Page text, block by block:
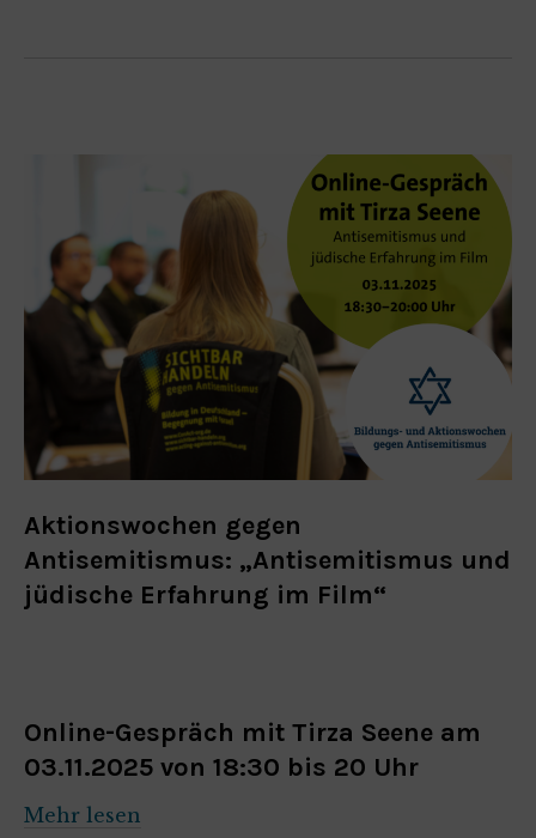
Aktionswochen gegen
Antisemitismus: „Antisemitismus und
jüdische Erfahrung im Film“
Online-Gespräch mit Tirza Seene am
03.11.2025 von 18:30 bis 20 Uhr
Mehr lesen